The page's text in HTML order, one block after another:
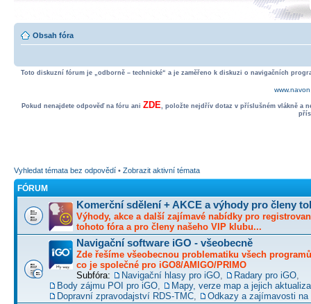
Obsah fóra
Toto diskuzní fórum je „odborně – technické“ a je zaměřeno k diskuzi o navigačních
Pokud nenajdete odpověď na fóru ani ZDE, položte nejdřív dotaz v příslušném vlákně a
Vyhledat témata bez odpovědí • Zobrazit aktivní témata
FÓRUM
Komerční sdělení + AKCE a výhody pro členy
Výhody, akce a další zajímavé nabídky pro
tohoto fóra a pro členy našeho VIP klubu...
Navigační software iGO - všeobecně
Zde řešíme všeobecnou problematiku všech
co je společné pro iGO8/AMIGO/PRIMO
Subfóra:
Navigační hlasy pro iGO Radary pro iGO
Body zájmu POI pro iGO
Mapy, verze map a jejich
Dopravní zpravodajství RDS-TMC
Odkazy a zajímavosti na